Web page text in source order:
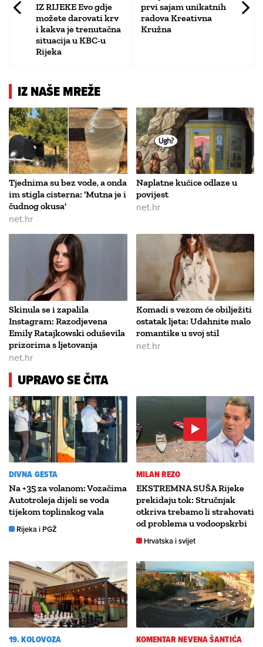
IZ RIJEKE Evo gdje
možete darovati krv
i kakva je trenutačna
situacija u KBC-u
Rijeka
prvi sajam unikatnih
radova Kreativna
Kružna
IZ NAŠE MREŽE
Tjednima su bez vode, a onda
im stigla cisterna: 'Mutna je i
čudnog okusa'
net.hr
Naplatne kućice odlaze u
povijest
net.hr
Skinula se i zapalila
Instagram: Razodjevena
Emily Ratajkowski oduševila
prizorima s ljetovanja
net.hr
Komadi s vezom će obilježiti
ostatak ljeta: Udahnite malo
romantike u svoj stil
net.hr
UPRAVO SE ČITA
DIVNA GESTA
Na +35 za volanom: Vozačima
Autotroleja dijeli se voda
tijekom toplinskog vala
Rijeka i PGŽ
MILAN REZO
EKSTREMNA SUŠA Rijeke
prekidaju tok: Stručnjak
otkriva trebamo li strahovati
od problema u vodoopskrbi
Hrvatska i svijet
19. KOLOVOZA
KOMENTAR NEVENA ŠANTIĆA